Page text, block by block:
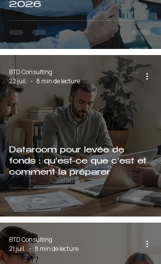
2026
Dataroom pour levée de
fonds : qu'est-ce que c'est et
comment la préparer
BTD Consulting
22 juil.
8 min de lecture
BTD Consulting
21 juil.
8 min de lecture